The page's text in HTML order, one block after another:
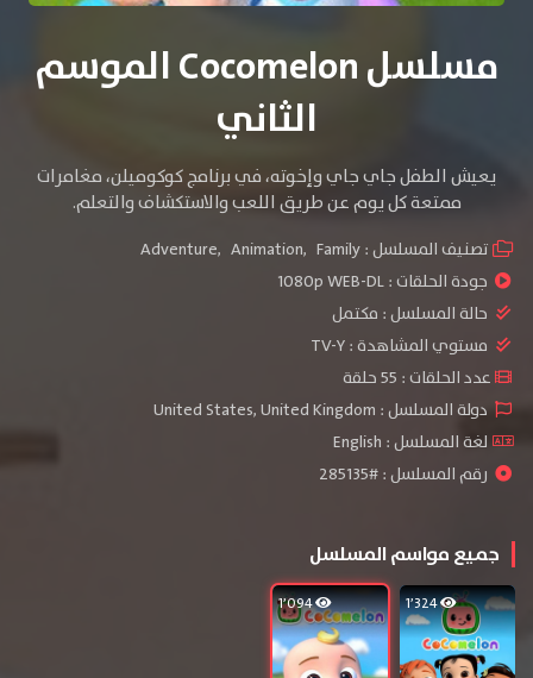
مسلسل Cocomelon الموسم
الثاني
يعيش الطفل جاي جاي وإخوته، في برنامج كوكوميلن، مغامرات
ممتعة كل يوم عن طريق اللعب والاستكشاف والتعلم.
تصنيف المسلسل : Adventure, Animation, Family
جودة الحلقات :1080p WEB-DL
حالة المسلسل : مكتمل
مستوي المشاهدة :TV-Y
عدد الحلقات : 55 حلقة
دولة المسلسل : United States, United Kingdom
لغة المسلسل : English
رقم المسلسل : #285135
جميع مواسم المسلسل
1٬324 1٬094